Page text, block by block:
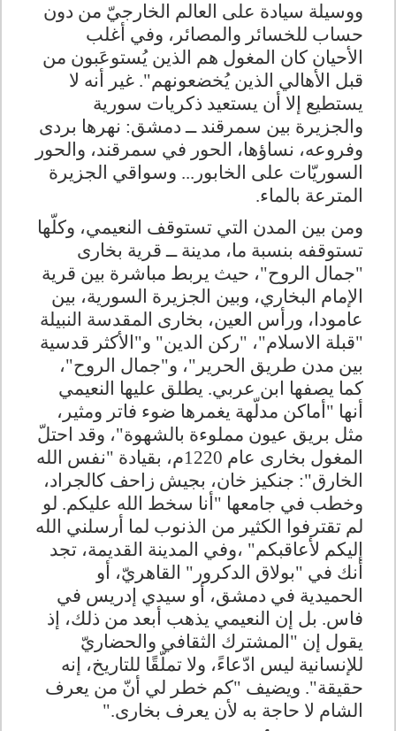
ووسيلة سيادة على العالم الخارجيّ من دون
حساب للخسائر والمصائر، وفي أغلب
الأحيان كان المغول هم الذين يُستوعَبون من
قبل الأهالي الذين يُخضعونهم". غير أنه لا
يستطيع إلا أن يستعيد ذكريات سورية
والجزيرة بين سمرقند ــ دمشق: نهرها بردى
وفروعه، نساؤها، الحور في سمرقند، والحور
السوريّات على الخابور... وسواقي الجزيرة
المترعة بالماء.
ومن بين المدن التي تستوقف النعيمي، وكلّها
تستوقفه بنسبة ما، مدينة ــ قرية بخارى
"جمال الروح"، حيث يربط مباشرة بين قرية
الإمام البخاري، وبين الجزيرة السورية، بين
عامودا، ورأس العين، بخارى المقدسة النبيلة
"قبلة الاسلام"، "ركن الدين" و"الأكثر قدسية
بين مدن طريق الحرير"، و"جمال الروح"،
كما يصفها ابن عربي. يطلق عليها النعيمي
أنها "أماكن مدلّهة يغمرها ضوء فاتر ومثير،
مثل بريق عيون مملوءة بالشهوة"، وقد احتلّ
المغول بخارى عام 1220م، بقيادة "نفس الله
الخارق": جنكيز خان، بجيش زاحف كالجراد،
وخطب في جامعها "أنا سخط الله عليكم. لو
لم تقترفوا الكثير من الذنوب لما أرسلني الله
إليكم لأعاقبكم" ،وفي المدينة القديمة، تجد
أنك في "بولاق الدكرور" القاهريّ، أو
الحميدية في دمشق، أو سيدي إدريس في
فاس. بل إن النعيمي يذهب أبعد من ذلك، إذ
يقول إن "المشترك الثقافي والحضاريّ
للإنسانية ليس ادّعاءً، ولا تملّقًا للتاريخ، إنه
حقيقة". ويضيف "كم خطر لي أنّ من يعرف
الشام لا حاجة به لأن يعرف بخارى".